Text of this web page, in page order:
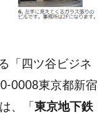
「四ツ谷ビジネ
0008東京都新宿
、「東京地下鉄